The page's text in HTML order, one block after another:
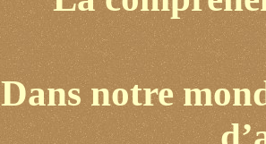
Dans notre